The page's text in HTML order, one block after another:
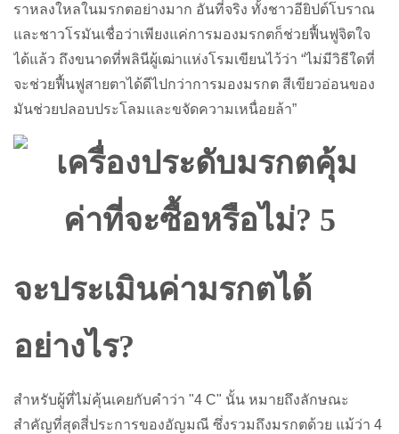
ราหลงใหลในมรกตอย่างมาก อันที่จริง ทั้งชาวอียิปต์โบราณ
และชาวโรมันเชื่อว่าเพียงแค่การมองมรกตก็ช่วยฟื้นฟูจิตใจ
ได้แล้ว ถึงขนาดที่พลินีผู้เฒ่าแห่งโรมเขียนไว้ว่า “ไม่มีวิธีใดที่
จะช่วยฟื้นฟูสายตาได้ดีไปกว่าการมองมรกต สีเขียวอ่อนของ
มันช่วยปลอบประโลมและขจัดความเหนื่อยล้า”
จะประเมินค่ามรกตได้
อย่างไร?
สำหรับผู้ที่ไม่คุ้นเคยกับคำว่า "4 C" นั้น หมายถึงลักษณะ
สำคัญที่สุดสี่ประการของอัญมณี ซึ่งรวมถึงมรกตด้วย แม้ว่า 4